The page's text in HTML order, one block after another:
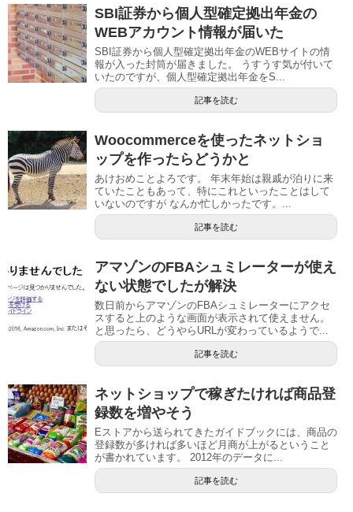
SBI証券から個人型確定拠出年金の
WEBアカウント情報が届いた
SBI証券から個人型確定拠出年金のWEBサイトの情
報が入った封筒が届きました。 うすうす気が付いて
いたのですが、個人型確定拠出年金をS...
記事を読む
Woocommerceを使ったネットショ
ップを作ったらどうかと
あけおめことよろです。 年末年始は親戚が泊りに来
ていたこともあって、特にこれといったことはして
いないのですが なんか忙しかったです。...
記事を読む
アマゾンのFBAシュミレーターが使え
ない状態でしたが解決
数日前からアマゾンのFBAシュミレーターにアクセ
スすると上のような画面が表示されて使えません。
と思ったら、どうやらURLが変わっているようで...
記事を読む
ネットショップで稼ぎたければ商品登
録数を増やそう
Eストアから送られてきたガイドブックには、商品の
登録数が多ければ多いほど月商が上がるということ
が書かれています。 2012年のデータに...
記事を読む